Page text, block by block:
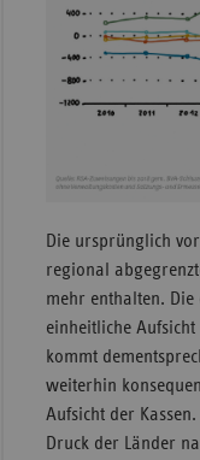
Die ursprünglich
regional
mehr enthalten.
einheitliche
kommt
weiterhin
Aufsicht der
Druck der Länder